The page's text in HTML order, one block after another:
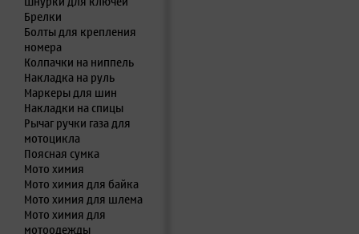
Брелки
Болты для крепления
номера
Колпачки на ниппель
Накладка на руль
Маркеры для шин
Накладки на спицы
Рычаг ручки газа для
мотоцикла
Поясная сумка
Мото химия
Мото химия для байка
Мото химия для шлема
Мото химия для